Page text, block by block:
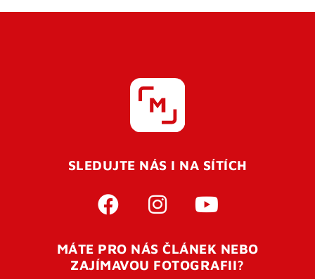
Pro úspěšné dokončení registrace je potřeba
vaší e-mailovouadresu. Po úspěšném odeslání
otevření tohoto odkazu se váš účet ověří a můžete se
přihlásit. Nezapomeňte zkontrolovat složku SPAM ve
SLEDUJTE NÁS I NA SÍTÍCH
MÁTE PRO NÁS ČLÁNEK NEBO
ZAJÍMAVOU FOTOGRAFII?